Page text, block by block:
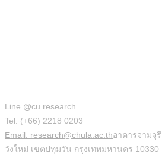
Line @cu.research
Tel: (+66) 2218 0203
Email: research@chula.ac.thอาคารจามจุ
วังใหม่ เขตปทุมวัน กรุงเทพมหานคร 10330